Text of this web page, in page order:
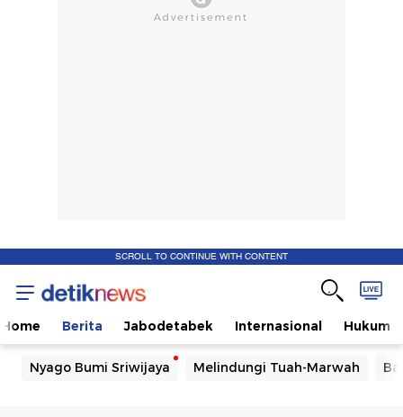
SCROLL TO CONTINUE WITH CONTENT
Home Berita Jabodetabek Internasional Hukum
Nyago Bumi Sriwijaya Melindungi Tuah-Marwah